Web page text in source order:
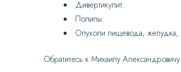
Дивертикулит.
Полипы.
Опухоли пищевода, желудка,
Обратитесь к Михаилу